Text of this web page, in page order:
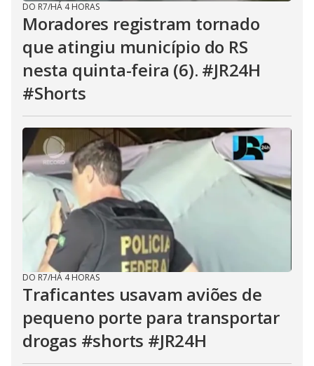
DO R7/HÁ 4 HORAS
Moradores registram tornado
que atingiu município do RS
nesta quinta-feira (6). #JR24H
#Shorts
DO R7/HÁ 4 HORAS
Traficantes usavam aviões de
pequeno porte para transportar
drogas #shorts #JR24H